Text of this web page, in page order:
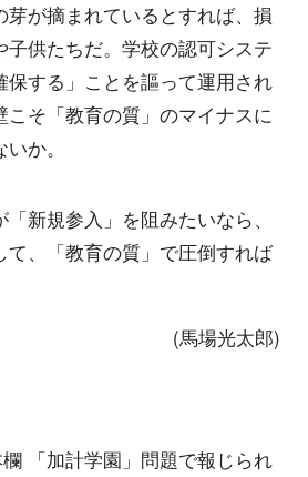
芽が摘まれているとすれば、損
子供たちだ。学校の認可システ
保する」ことを謳って運用され
こそ「教育の質」のマイナスに
か。
新規参入」を阻みたいなら、
て、「教育の質」で圧倒すれば
(馬場光太郎)
「加計学園」問題で報じられ